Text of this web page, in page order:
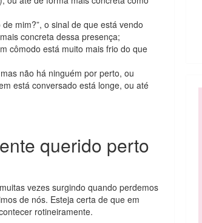
mim?”, o sinal de que está vendo
concreta dessa presença;
cômodo está muito mais frio do que
não há ninguém por perto, ou
está conversado está longe, ou até
querido perto
vezes surgindo quando perdemos
de nós. Esteja certa de que em
rotineiramente.